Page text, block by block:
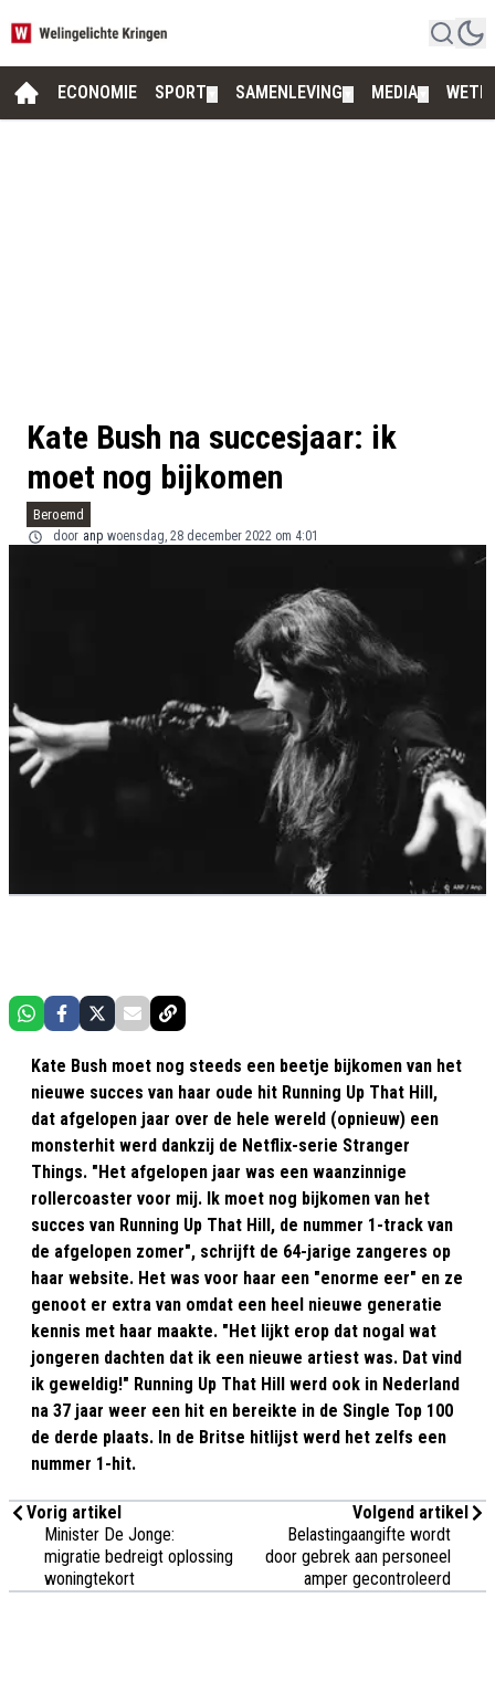
ECONOMIE SPORT SAMENLEVING MEDIA
Kate Bush na succesjaar: ik
moet nog bijkomen
Beroemd
door anp woensdag, 28 december 2022 om 4:01
Kate Bush moet nog steeds een beetje bijkomen van het
nieuwe succes van haar oude hit Running Up That Hill,
dat afgelopen jaar over de hele wereld (opnieuw) een
monsterhit werd dankzij de Netflix-serie Stranger
Things. "Het afgelopen jaar was een waanzinnige
rollercoaster voor mij. Ik moet nog bijkomen van het
succes van Running Up That Hill, de nummer 1-track van
de afgelopen zomer", schrijft de 64-jarige zangeres op
haar website. Het was voor haar een "enorme eer" en ze
genoot er extra van omdat een heel nieuwe generatie
kennis met haar maakte. "Het lijkt erop dat nogal wat
jongeren dachten dat ik een nieuwe artiest was. Dat vind
ik geweldig!" Running Up That Hill werd ook in Nederland
na 37 jaar weer een hit en bereikte in de Single Top 100
de derde plaats. In de Britse hitlijst werd het zelfs een
nummer 1-hit.
Vorig artikel
Minister De Jonge:
migratie bedreigt oplossing
woningtekort
Volgend artikel
Belastingaangifte wordt
door gebrek aan personeel
amper gecontroleerd